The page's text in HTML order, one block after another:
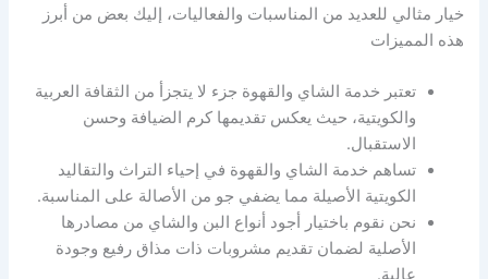
خيار مثالي للعديد من المناسبات والفعاليات، إليك بعض من أبرز
هذه المميزات
تعتبر خدمة الشاي والقهوة جزء لا يتجزأ من الثقافة العربية
والكويتية، حيث يعكس تقديمها كرم الضيافة وحسن
الاستقبال.
تساهم خدمة الشاي والقهوة في إحياء التراث والتقاليد
الكويتية الأصيلة مما يضفي جو من الأصالة على المناسبة.
نحن نقوم باختيار أجود أنواع البن والشاي من مصادرها
الأصلية لضمان تقديم مشروبات ذات مذاق رفيع وجودة
عالية.